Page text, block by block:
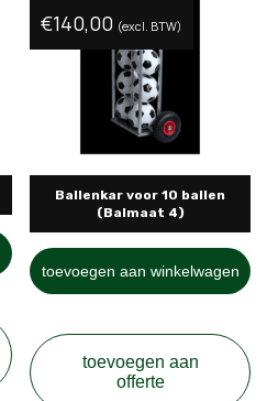
Ballenkar voor 10 ballen
(Balmaat 4)
€140,00 (excl. BTW)
toevoegen aan winkelwagen
toevoegen aan
offerte